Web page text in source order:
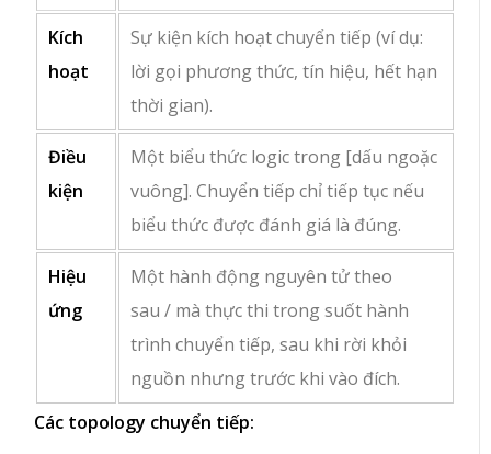
Kích
hoạt
Sự kiện kích hoạt chuyển tiếp (ví dụ:
lời gọi phương thức, tín hiệu, hết hạn
thời gian).
Điều
kiện
Một biểu thức logic trong [dấu ngoặc
vuông]. Chuyển tiếp chỉ tiếp tục nếu
biểu thức được đánh giá là đúng.
Hiệu
ứng
Một hành động nguyên tử theo
sau/ mà thực thi trong suốt hành
trình chuyển tiếp, sau khi rời khỏi
nguồn nhưng trước khi vào đích.
Các topology chuyển tiếp: